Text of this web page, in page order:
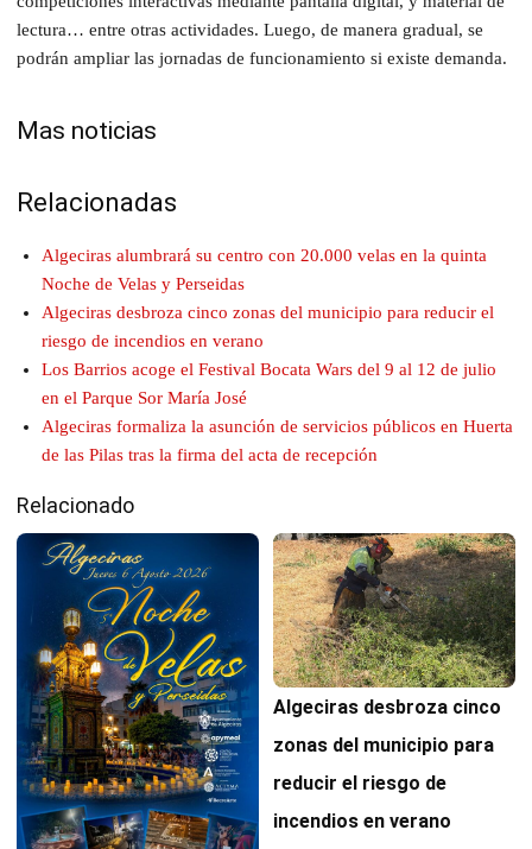
lectura… entre otras actividades. Luego, de manera gradual, se
podrán ampliar las jornadas de funcionamiento si existe demanda.
Mas noticias
Relacionadas
Algeciras alumbrará su centro con 20.000 velas en la quinta
Noche de Velas y Perseidas
Algeciras desbroza cinco zonas del municipio para reducir el
riesgo de incendios en verano
Los Barrios acoge el Festival Bocata Wars del 9 al 12 de julio
en el Parque Sor María José
Algeciras formaliza la asunción de servicios públicos en Huerta
de las Pilas tras la firma del acta de recepción
Relacionado
Algeciras desbroza cinco
zonas del municipio para
reducir el riesgo de
incendios en verano